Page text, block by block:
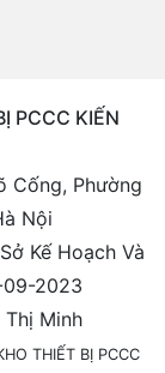
PCCC KIẾN
Cống, Phường
Nội
Kế Hoạch Và
2023
Minh
THIẾT BỊ PCCC